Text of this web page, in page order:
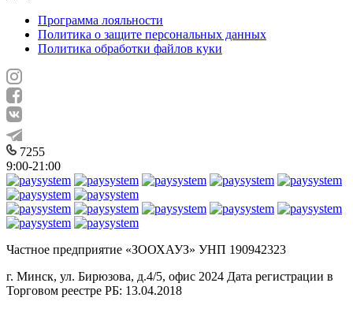
Программа лояльности
Политика о защите персональных данных
Политика обработки файлов куки
7255
9:00-21:00
Частное предприятие «ЗООХАУЗ» УНП 190942323
г. Минск, ул. Бирюзова, д.4/5, офис 2024 Дата регистрации в
Торговом реестре РБ: 13.04.2018